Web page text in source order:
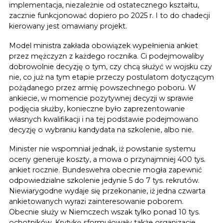
implementacja, niezależnie od ostatecznego kształtu,
zacznie funkcjonować dopiero po 2025 r. I to do chadecji
kierowany jest omawiany projekt.
Model ministra zakłada obowiązek wypełnienia ankiet
przez mężczyzn z każdego rocznika. Ci podejmowaliby
dobrowolnie decyzję o tym, czy chcą służyć w wojsku czy
nie, co już na tym etapie przeczy postulatom dotyczącym
pożądanego przez armię powszechnego poboru. W
ankiecie, w momencie pozytywnej decyzji w sprawie
podjęcia służby, konieczne było zaprezentowanie
własnych kwalifikacji i na tej podstawie podejmowano
decyzję o wybraniu kandydata na szkolenie, albo nie.
Minister nie wspomniał jednak, iż powstanie systemu
oceny generuje koszty, a mowa o przynajmniej 400 tys.
ankiet rocznie. Bundeswehra obecnie mogła zapewnić
odpowiedzialne szkolenie jedynie 5 do 7 tys. rekrutów.
Niewiarygodne wydaje się przekonanie, iż jedna czwarta
ankietowanych wyrazi zainteresowanie poborem.
Obecnie służy w Niemczech wszak tylko ponad 10 tys.